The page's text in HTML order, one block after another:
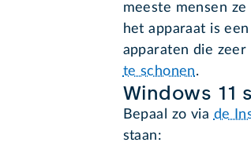
meeste mensen
het apparaat is
apparaten die
te schonen.
Windows 11
Bepaal zo via de
staan: